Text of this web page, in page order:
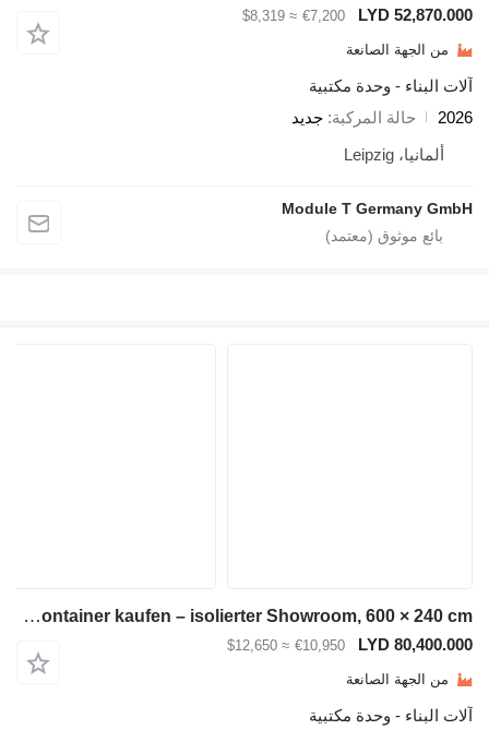
LYD
€7,200
≈ $8,319
الصانعة
- وحدة مكتبية
المركبة
جديد
Module T
Module-T Ausstellungscontainer kaufen – isolierter Showroom, 600 × 240 cm
LYD
€10,950
≈ $12,650
الصانعة
- وحدة مكتبية